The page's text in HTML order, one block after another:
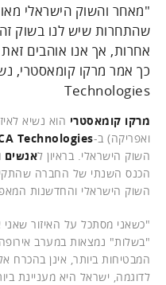
"מאחר והשוק הישראלי
שהתחרות שיש לנו בשוק
אחרות, אך אנו אוהבים
Technologies
מרקו קומאסטרי
ואפריקה) ב-Technologies
השוק הישראלי. בראיון לאנשים
הכנס השנתי של החברה
השוק הישראלי והחדשנות
"כשאני מסתכל על האיזור
"בשלות" נמצאות במערב
המבטיחות ביותר, אינן בהכרח
לדוגמה, ישראל היא מעניינת